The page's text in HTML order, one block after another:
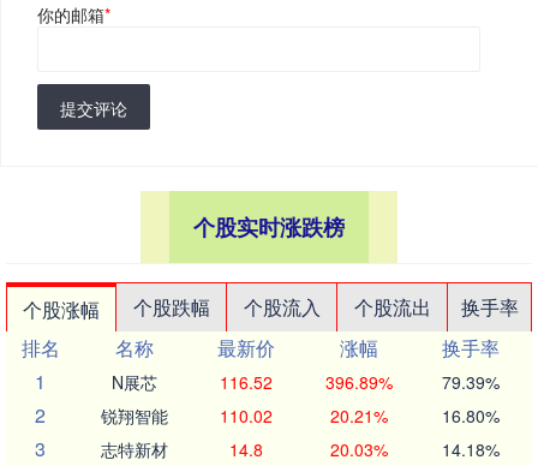
你的邮箱*
提交评论
个股实时涨跌榜
个股涨幅 个股跌幅 个股流入 个股流出
换手率
排名
名称 最新价 涨幅
换手率
1
N展芯 116.52 396.89% 79.39%
2 锐翔智能 110.02 20.21% 16.80%
3 志特新材 14.8 20.03% 14.18%